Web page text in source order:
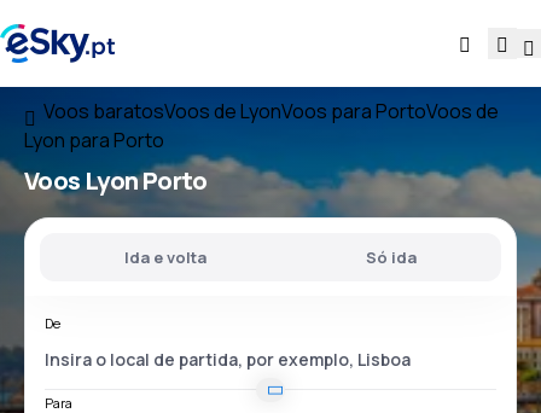
Voos baratosVoos de LyonVoos para PortoVoos de
Lyon para Porto
VoosLyon Porto
Ida e volta Só ida
De
Para